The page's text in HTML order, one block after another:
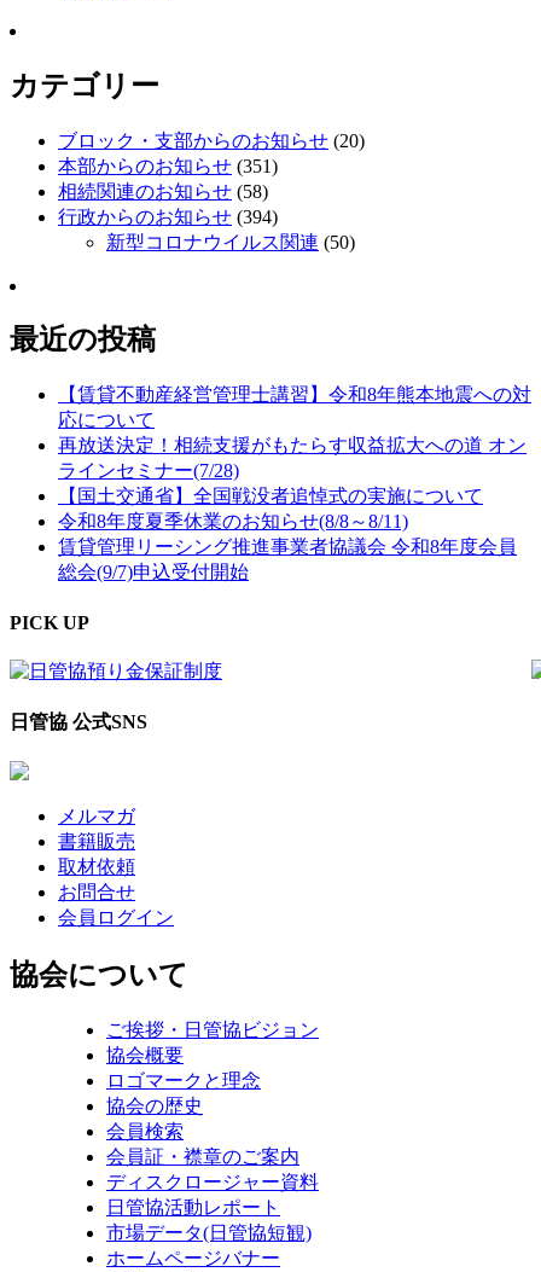
カテゴリー
ブロック・支部からのお知らせ (20)
本部からのお知らせ (351)
相続関連のお知らせ (58)
行政からのお知らせ (394)
新型コロナウイルス関連 (50)
最近の投稿
【賃貸不動産経営管理士講習】令和8年熊本地震への対
応について
再放送決定！相続支援がもたらす収益拡大への道 オン
ラインセミナー(7/28)
【国土交通省】全国戦没者追悼式の実施について
令和8年度夏季休業のお知らせ(8/8～8/11)
賃貸管理リーシング推進事業者協議会 令和8年度会員
総会(9/7)申込受付開始
PICK UP
日管協 公式SNS
メルマガ
書籍販売
取材依頼
お問合せ
会員ログイン
協会について
ご挨拶・日管協ビジョン
協会概要
ロゴマークと理念
協会の歴史
会員検索
会員証・襟章のご案内
ディスクロージャー資料
日管協活動レポート
市場データ(日管協短観)
ホームページバナー